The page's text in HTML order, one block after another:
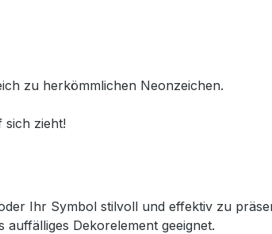
zu herkömmlichen Neonzeichen.
sich zieht!
Ihr Symbol stilvoll und effektiv zu
Dekorelement geeignet.